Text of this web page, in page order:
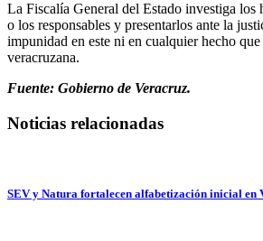
La Fiscalía General del Estado investiga los
o los responsables y presentarlos ante la
impunidad en este ni en cualquier hecho
veracruzana.
Fuente: Gobierno de Veracruz.
Noticias relacionadas
SEV y Natura fortalecen alfabetización inicial en